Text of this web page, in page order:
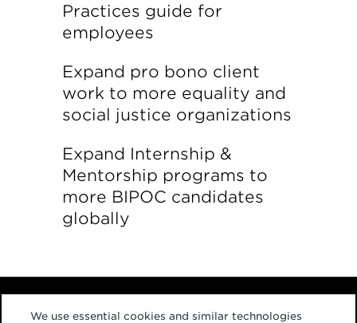
Practices guide for
employees
Expand pro bono client
work to more equality and
social justice organizations
Expand Internship &
Mentorship programs to
more BIPOC candidates
globally
We use essential cookies and similar technologies